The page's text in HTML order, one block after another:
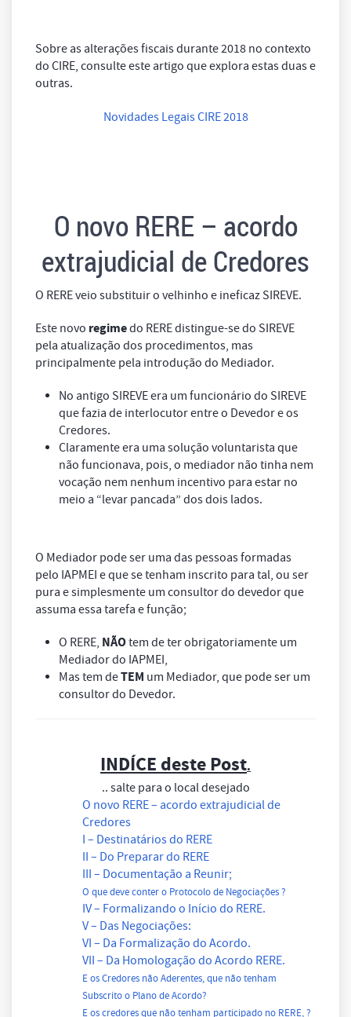
Sobre as alterações fiscais durante 2018 no contexto
do CIRE, consulte este artigo que explora estas duas e
outras.
Novidades Legais CIRE 2018
O novo RERE – acordo
extrajudicial de Credores
O RERE veio substituir o velhinho e ineficaz SIREVE.
Este novo regimedo RERE distingue-se do SIREVE
pela atualização dos procedimentos, mas
principalmente pela introdução do Mediador.
No antigo SIREVE era um funcionário do SIREVE
que fazia de interlocutor entre o Devedor e os
Credores.
Claramente era uma solução voluntarista que
não funcionava, pois, o mediador não tinha nem
vocação nem nenhum incentivo para estar no
meio a “levar pancada” dos dois lados.
O Mediador pode ser uma das pessoas formadas
pelo IAPMEI e que se tenham inscrito para tal, ou ser
pura e simplesmente um consultor do devedor que
assuma essa tarefa e função;
O RERE, NÃOtem de ter obrigatoriamente um
Mediador do IAPMEI,
Mas tem deTEM um Mediador, que pode ser um
consultor do Devedor.
INDÍCE deste Post.
.. salte para o local desejado
O novo RERE – acordo extrajudicial de
Credores
I – Destinatários do RERE
II – Do Preparar do RERE
III – Documentação a Reunir;
O que deve conter o Protocolo de Negociações ?
IV – Formalizando o Início do RERE.
V – Das Negociações:
VI – Da Formalização do Acordo.
VII – Da Homologação do Acordo RERE.
E os Credores não Aderentes, que não tenham
Subscrito o Plano de Acordo?
E os credores que não tenham participado no RERE, ?